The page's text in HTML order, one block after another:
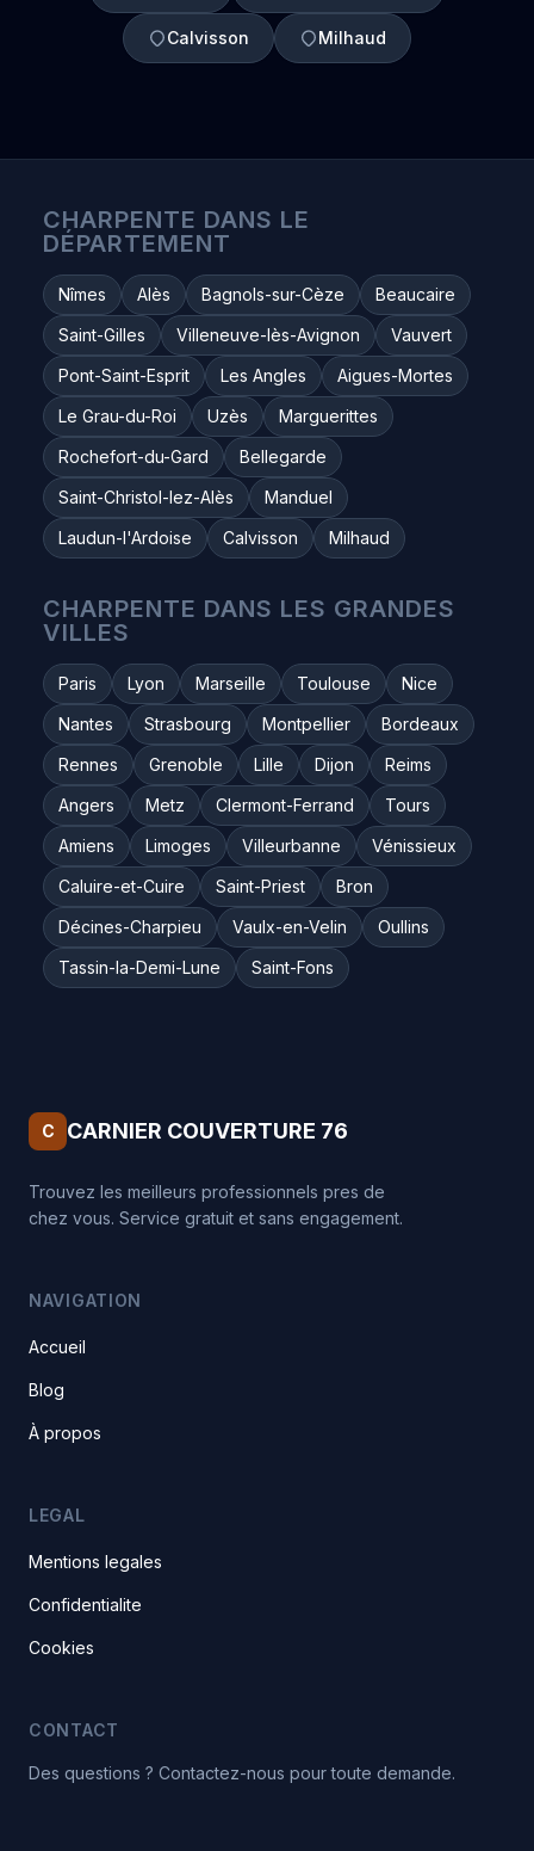
Calvisson Milhaud
CHARPENTE DANS LE
DÉPARTEMENT
Nîmes Alès Bagnols-sur-Cèze
Beaucaire
Saint-Gilles
Villeneuve-lès-Avignon
Vauvert
Pont-Saint-Esprit
Les Angles
Aigues-Mortes
Le Grau-du-Roi
Uzès
Marguerittes
Rochefort-du-Gard
Bellegarde
Saint-Christol-lez-Alès
Manduel
Laudun-l'Ardoise
Calvisson Milhaud
CHARPENTE DANS LES GRANDES
VILLES
Paris Lyon Marseille Toulouse
Nice
Nantes
Strasbourg Montpellier
Bordeaux
Rennes
Grenoble Lille Dijon
Reims
Angers
Metz Clermont-Ferrand
Tours
Amiens
Limoges Villeurbanne
Vénissieux
Caluire-et-Cuire
Saint-Priest
Bron
Décines-Charpieu
Vaulx-en-Velin
Oullins
Tassin-la-Demi-Lune
Saint-Fons
C CARNIER COUVERTURE 76
Trouvez les meilleurs professionnels pres de
chez vous. Service gratuit et sans engagement.
NAVIGATION
Accueil
Blog
À propos
LEGAL
Mentions legales
Confidentialite
Cookies
CONTACT
Des questions ? Contactez-nous pour toute demande.